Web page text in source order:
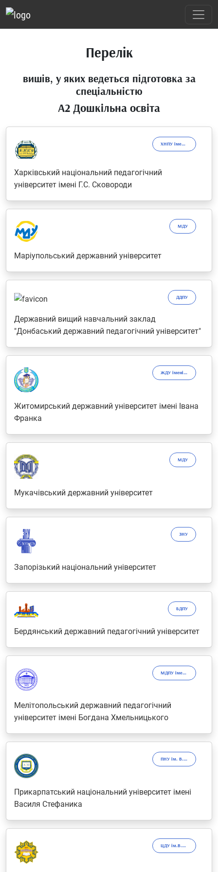
Перелік
вишів, у яких ведеться підготовка за
спеціальністю
A2 Дошкільна освіта
ХНПУ імені Г.С.Сковороди
Харківський національний педагогічний
університет імені Г.С. Сковороди
МДУ
Маріупольський державний університет
ДДПУ
Державний вищий навчальний заклад
"Донбаський державний педагогічний університет"
ЖДУ імені Івана Франка
Житомирський державний університет імені Івана
Франка
МДУ
Мукачівський державний університет
ЗНУ
Запорізький національний університет
БДПУ
Бердянський державний педагогічний університет
МДПУ імені Богдана Хмельницького
Мелітопольський державний педагогічний
університет імені Богдана Хмельницького
ПНУ ім. В. Стефаника
Прикарпатський національний університет імені
Василя Стефаника
ЦДУ ім.В.Винниченка